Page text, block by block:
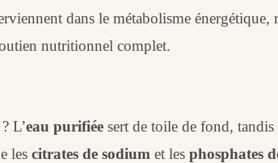
dans le métabolisme énergétique,
nutritionnel complet.
L’eau purifiée sert de toile de fond,
lescitrates de sodium et lesphosphates